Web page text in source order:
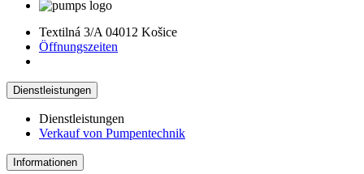
Textilná 3/A 04012 Košice
Öffnungszeiten
Dienstleistungen
Dienstleistungen
Verkauf von Pumpentechnik
Informationen